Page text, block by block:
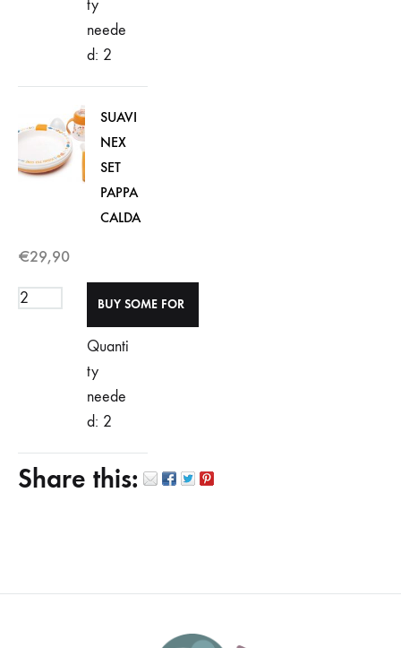
ty
neede
d: 2
SUAVI
NEX
SET
PAPPA
CALDA
€29,90
Quanti
ty
neede
d: 2
Share this: